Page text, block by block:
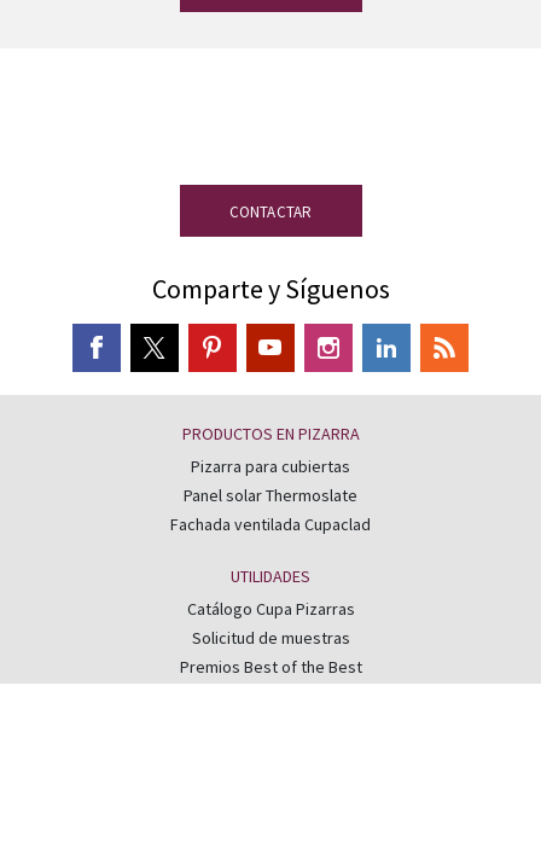
CONTACTAR
Comparte y Síguenos
PRODUCTOS EN PIZARRA
Pizarra para cubiertas
Panel solar Thermoslate
Fachada ventilada Cupaclad
UTILIDADES
Catálogo Cupa Pizarras
Solicitud de muestras
Premios Best of the Best